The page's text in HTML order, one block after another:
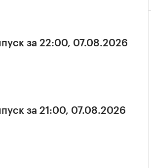
за 22:00, 07.08.2026
за 21:00, 07.08.2026